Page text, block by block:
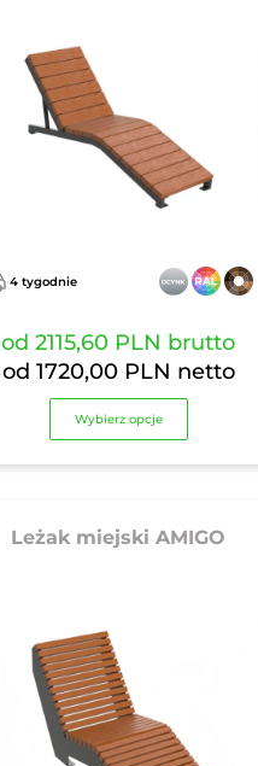
4 tygodnie
od2115,60 PLN brutto
od 1720,00 PLN netto
Wybierz opcje
Leżak miejski AMIGO